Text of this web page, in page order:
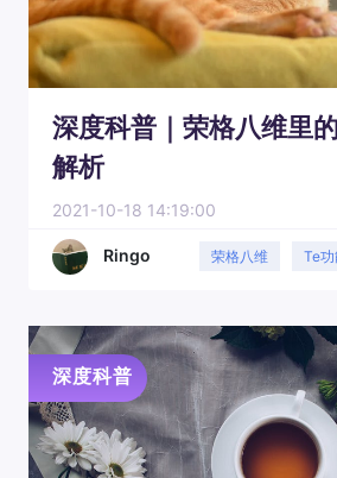
深度科普｜荣格八维里
解析
2021-10-18 14:19:00
Ringo 荣格八维 Te
深度科普